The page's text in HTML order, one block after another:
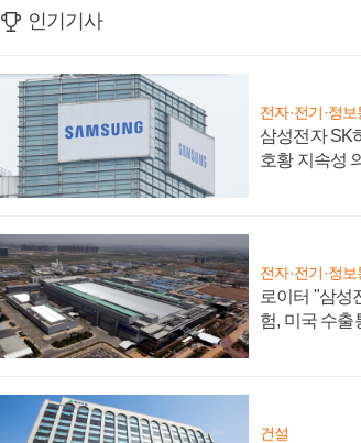
인기기사
전자·전기·정
삼성전자 SK
호황 지속성
전자·전기·정
로이터 "삼성
험, 미국 수출
건설